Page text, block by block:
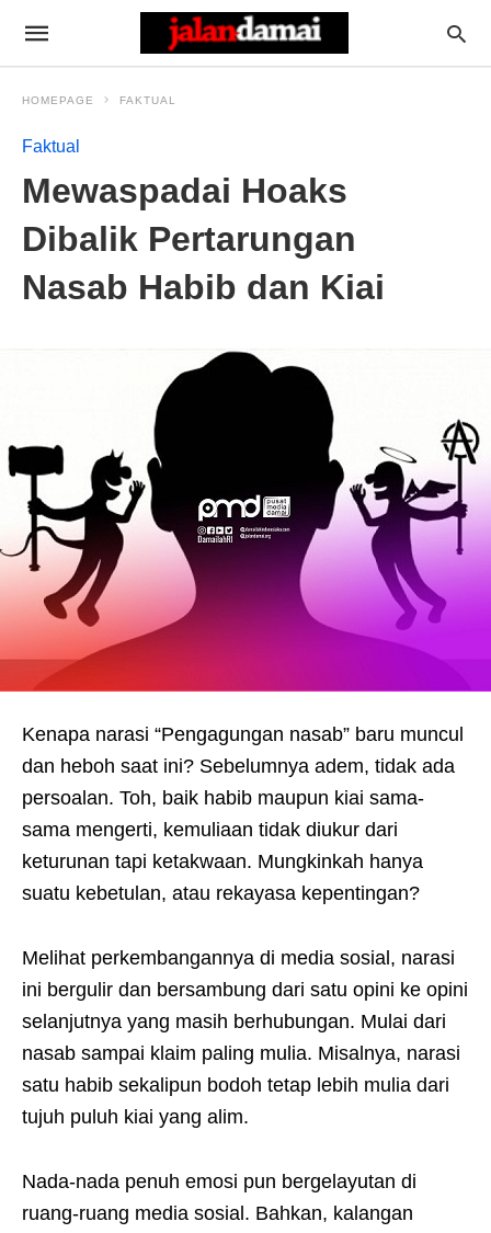
HOMEPAGE FAKTUAL
Faktual
Mewaspadai Hoaks
Dibalik Pertarungan
Nasab Habib dan Kiai
Kenapa narasi “Pengagungan nasab” baru muncul
dan heboh saat ini? Sebelumnya adem, tidak ada
persoalan. Toh, baik habib maupun kiai sama-
sama mengerti, kemuliaan tidak diukur dari
keturunan tapi ketakwaan. Mungkinkah hanya
suatu kebetulan, atau rekayasa kepentingan?
Melihat perkembangannya di media sosial, narasi
ini bergulir dan bersambung dari satu opini ke opini
selanjutnya yang masih berhubungan. Mulai dari
nasab sampai klaim paling mulia. Misalnya, narasi
satu habib sekalipun bodoh tetap lebih mulia dari
tujuh puluh kiai yang alim.
Nada-nada penuh emosi pun bergelayutan di
ruang-ruang media sosial. Bahkan, kalangan